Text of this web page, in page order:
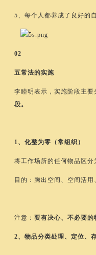
5、每个人都养成了良好的
02
五常法的实施
李睦明表示，实施阶段主要
段。
1、化整为零（常组织）
将工作场所的任何物品区
目的：腾出空间、空间活
注意： 要有决心、不必要
2、物品分类处理、定位、